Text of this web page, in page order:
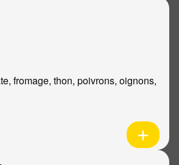
fromage, thon, poivrons, oignons,